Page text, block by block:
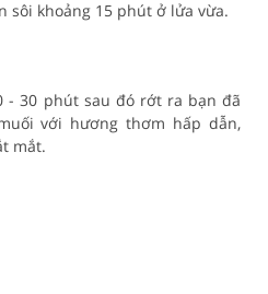
sôi khoảng 15 phút ở lửa vừa.
- 30 phút sau đó rớt ra bạn đã
với hương thơm hấp dẫn,
mắt.